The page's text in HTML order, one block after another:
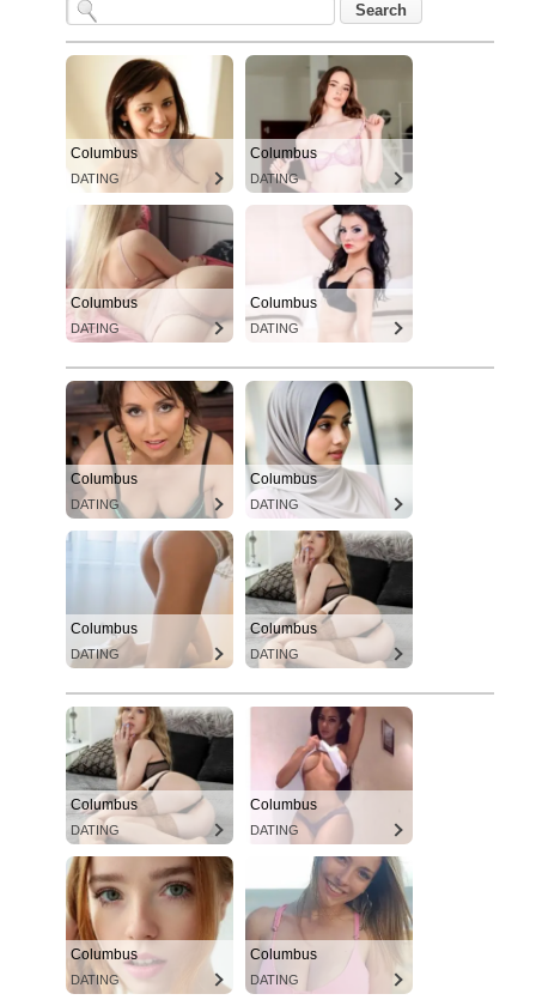
Columbus
DATING
Columbus
DATING
Columbus
DATING
Columbus
DATING
Columbus
DATING
Columbus
DATING
Columbus
DATING
Columbus
DATING
Columbus
DATING
Columbus
DATING
Columbus
DATING
Columbus
DATING